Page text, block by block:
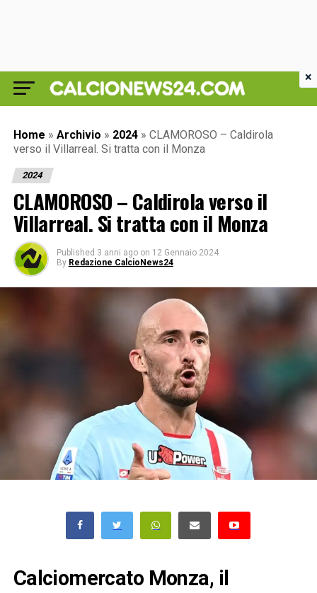
Home » Archivio » 2024 » CLAMOROSO – Caldirola
verso il Villarreal. Si tratta con il Monza
2024
CLAMOROSO – Caldirola verso il
Villarreal. Si tratta con il Monza
Published 3 anni ago on 12 Gennaio 2024
By Redazione CalcioNews24
Calciomercato Monza, il
×